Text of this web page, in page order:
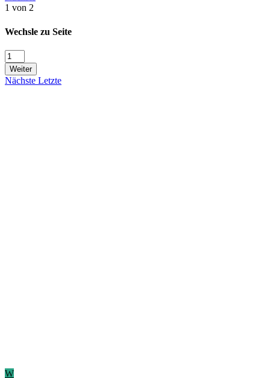
1 von 2
Wechsle zu Seite
Weiter
Nächste Letzte
W